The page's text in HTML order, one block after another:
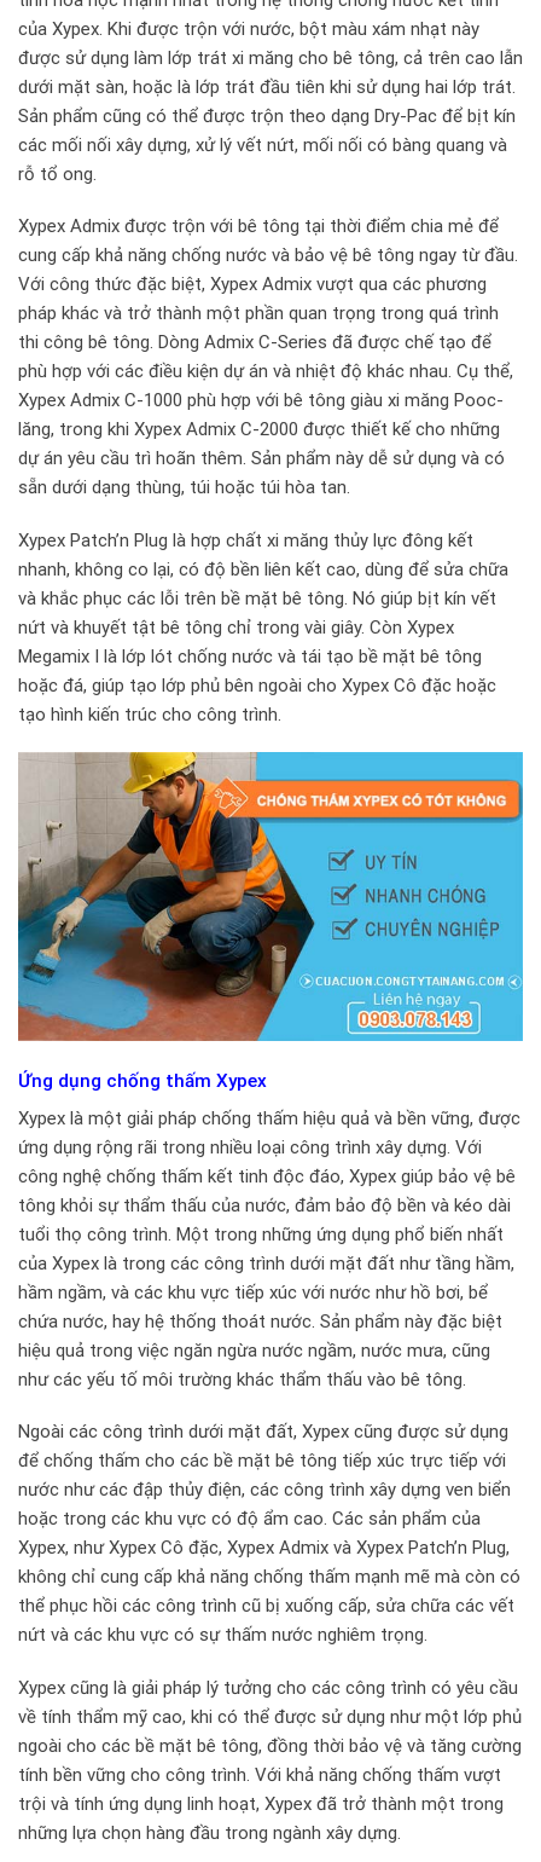
của Xypex. Khi được trộn với nước, bột màu xám nhạt này
được sử dụng làm lớp trát xi măng cho bê tông, cả trên cao lẫn
dưới mặt sàn, hoặc là lớp trát đầu tiên khi sử dụng hai lớp trát.
Sản phẩm cũng có thể được trộn theo dạng Dry-Pac để bịt kín
các mối nối xây dựng, xử lý vết nứt, mối nối có bàng quang và
rỗ tổ ong.
Xypex Admix được trộn với bê tông tại thời điểm chia mẻ để
cung cấp khả năng chống nước và bảo vệ bê tông ngay từ đầu.
Với công thức đặc biệt, Xypex Admix vượt qua các phương
pháp khác và trở thành một phần quan trọng trong quá trình
thi công bê tông. Dòng Admix C-Series đã được chế tạo để
phù hợp với các điều kiện dự án và nhiệt độ khác nhau. Cụ thể,
Xypex Admix C-1000 phù hợp với bê tông giàu xi măng Pooc-
lăng, trong khi Xypex Admix C-2000 được thiết kế cho những
dự án yêu cầu trì hoãn thêm. Sản phẩm này dễ sử dụng và có
sẵn dưới dạng thùng, túi hoặc túi hòa tan.
Xypex Patch’n Plug là hợp chất xi măng thủy lực đông kết
nhanh, không co lại, có độ bền liên kết cao, dùng để sửa chữa
và khắc phục các lỗi trên bề mặt bê tông. Nó giúp bịt kín vết
nứt và khuyết tật bê tông chỉ trong vài giây. Còn Xypex
Megamix I là lớp lót chống nước và tái tạo bề mặt bê tông
hoặc đá, giúp tạo lớp phủ bên ngoài cho Xypex Cô đặc hoặc
tạo hình kiến trúc cho công trình.
Ứng dụng chống thấm Xypex
Xypex là một giải pháp chống thấm hiệu quả và bền vững, được
ứng dụng rộng rãi trong nhiều loại công trình xây dựng. Với
công nghệ chống thấm kết tinh độc đáo, Xypex giúp bảo vệ bê
tông khỏi sự thẩm thấu của nước, đảm bảo độ bền và kéo dài
tuổi thọ công trình. Một trong những ứng dụng phổ biến nhất
của Xypex là trong các công trình dưới mặt đất như tầng hầm,
hầm ngầm, và các khu vực tiếp xúc với nước như hồ bơi, bể
chứa nước, hay hệ thống thoát nước. Sản phẩm này đặc biệt
hiệu quả trong việc ngăn ngừa nước ngầm, nước mưa, cũng
như các yếu tố môi trường khác thẩm thấu vào bê tông.
Ngoài các công trình dưới mặt đất, Xypex cũng được sử dụng
để chống thấm cho các bề mặt bê tông tiếp xúc trực tiếp với
nước như các đập thủy điện, các công trình xây dựng ven biển
hoặc trong các khu vực có độ ẩm cao. Các sản phẩm của
Xypex, như Xypex Cô đặc, Xypex Admix và Xypex Patch’n Plug,
không chỉ cung cấp khả năng chống thấm mạnh mẽ mà còn có
thể phục hồi các công trình cũ bị xuống cấp, sửa chữa các vết
nứt và các khu vực có sự thấm nước nghiêm trọng.
Xypex cũng là giải pháp lý tưởng cho các công trình có yêu cầu
về tính thẩm mỹ cao, khi có thể được sử dụng như một lớp phủ
ngoài cho các bề mặt bê tông, đồng thời bảo vệ và tăng cường
tính bền vững cho công trình. Với khả năng chống thấm vượt
trội và tính ứng dụng linh hoạt, Xypex đã trở thành một trong
những lựa chọn hàng đầu trong ngành xây dựng.